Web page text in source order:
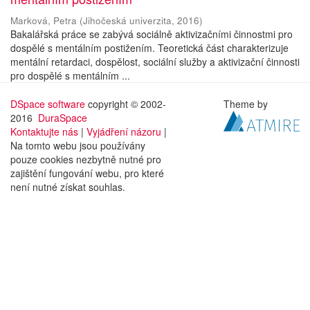
Marková, Petra (Jihočeská univerzita, 2016)
Bakalářská práce se zabývá sociálně aktivizačními činnostmi pro
dospělé s mentálním postižením. Teoretická část charakterizuje
mentální retardaci, dospělost, sociální služby a aktivizační činnosti
pro dospělé s mentálním ...
DSpace software copyright © 2002-
2016 DuraSpace
Kontaktujte nás | Vyjádření názoru |
Na tomto webu jsou používány
pouze cookies nezbytně nutné pro
zajištění fungování webu, pro které
není nutné získat souhlas.
Theme by